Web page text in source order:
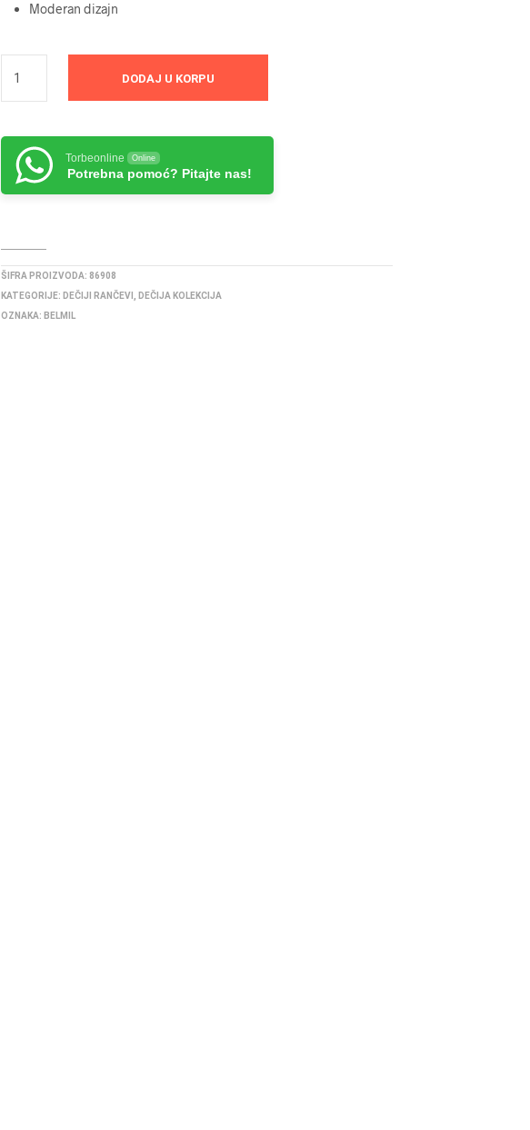
Moderan dizajn
DODAJ U KORPU
Torbeonline Online
Potrebna pomoć? Pitajte nas!
ŠIFRA PROIZVODA:86908
KATEGORIJE: DEČIJI RANČEVI
DEČIJA KOLEKCIJA
OZNAKA: BELMIL